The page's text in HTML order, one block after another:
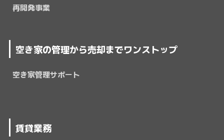
再開発事業
空き家の管理から売却までワンストップ
空き家管理サポート
賃貸業務